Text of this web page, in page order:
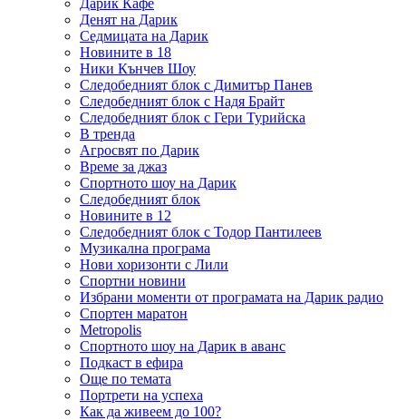
Дарик Кафе
Денят на Дарик
Седмицата на Дарик
Новините в 18
Ники Кънчев Шоу
Следобедният блок с Димитър Панев
Следобедният блок с Надя Брайт
Следобедният блок с Гери Турийска
В тренда
Агросвят по Дарик
Време за джаз
Спортното шоу на Дарик
Следобедният блок
Новините в 12
Следобедният блок с Тодор Пантилеев
Музикална програма
Нови хоризонти с Лили
Спортни новини
Избрани моменти от програмата на Дарик радио
Спортен маратон
Metropolis
Спортното шоу на Дарик в аванс
Подкаст в ефира
Още по темата
Портрети на успеха
Как да живеем до 100?